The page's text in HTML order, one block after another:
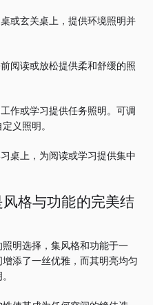
或玄关桌上，提供环境照明并
阅读或放松提供柔和舒缓的照
作或学习提供任务照明。 可调
义照明。
桌上，为阅读或学习提供集中
格与功能的完美结
明选择，集风格和功能于一
添了一丝优雅，而其明亮均匀